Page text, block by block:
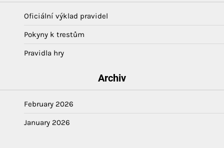
Oficiální výklad pravidel
Pokyny k trestům
Pravidla hry
Archiv
February 2026
January 2026